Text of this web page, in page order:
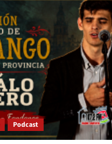
Podcast